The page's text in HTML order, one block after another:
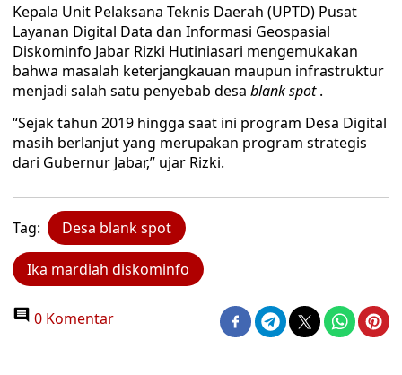
Kepala Unit Pelaksana Teknis Daerah (UPTD) Pusat
Layanan Digital Data dan Informasi Geospasial
Diskominfo Jabar Rizki Hutiniasari mengemukakan
bahwa masalah keterjangkauan maupun infrastruktur
menjadi salah satu penyebab desa blank spot.
“Sejak tahun 2019 hingga saat ini program Desa Digital
masih berlanjut yang merupakan program strategis
dari Gubernur Jabar,” ujar Rizki.
Tag: Desa blank spot
Ika mardiah diskominfo
0 Komentar